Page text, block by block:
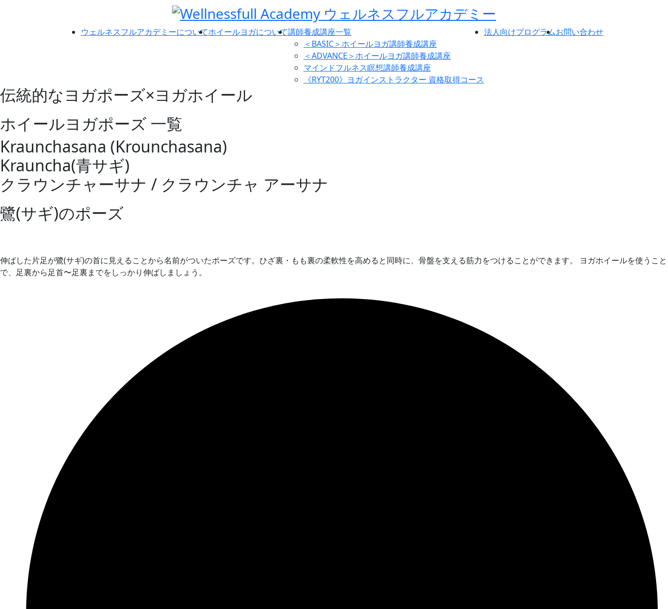
ウェルネスフルアカデミーについてホイールヨガについて講師養成講座一覧
＜BASIC＞ホイールヨガ講師養成講座
＜ADVANCE＞ホイールヨガ講師養成講座
マインドフルネス瞑想講師養成講座
《RYT200》ヨガインストラクター 資格取得コース
法人向けプログラムお問い合わせ
伝統的なヨガポーズ×ヨガホイール
ホイールヨガポーズ 一覧
Kraunchasana (Krounchasana)
Krauncha(青サギ)
クラウンチャーサナ / クラウンチャ アーサナ
鷺(サギ)のポーズ
伸ばした片足が鷺(サギ)の首に見えることから名前がついたポーズです。ひざ裏・もも裏の柔軟性を高めると同時に、骨盤を支える筋力をつけることができます。 ヨガホイールを使うこと
で、足裏から足首〜足裏までをしっかり伸ばしましょう。